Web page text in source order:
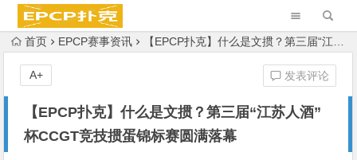
首页 EPCP赛事资讯 【EPCP扑克】什么是文掼？第三届“江苏人酒”杯CCGT竞技掼蛋锦标赛圆满落幕
【EPCP扑克】什么是文掼？第三届“江苏人酒”
杯CCGT竞技掼蛋锦标赛圆满落幕
发表评论
A+